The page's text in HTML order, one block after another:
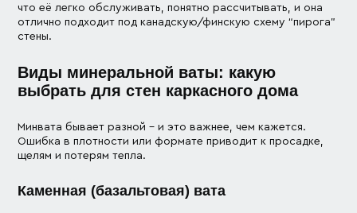
что её легко обслуживать, понятно рассчитывать, и она
отлично подходит под канадскую/финскую схему “пирога”
стены.
Виды минеральной ваты: какую
выбрать для стен каркасного дома
Минвата бывает разной – и это важнее, чем кажется.
Ошибка в плотности или формате приводит к просадке,
щелям и потерям тепла.
Каменная (базальтовая) вата